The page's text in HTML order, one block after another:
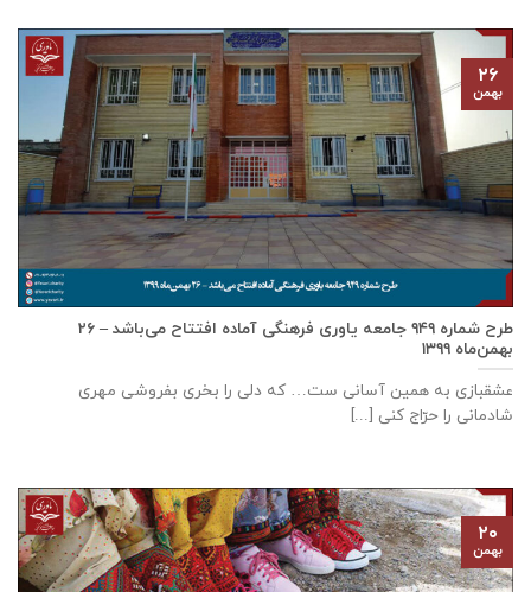
طرح شماره ۹۴۹ جامعه ياوری فرهنگی آماده افتتاح می‌باشد – ۲۶
بهمن‌ماه ۱۳۹۹
عشقبازی به همین آسانی ست… که دلی را بخری بفروشی مهری
شادمانی را حرّاج کنی [...]
۲۶
بهمن
۲۰
بهمن